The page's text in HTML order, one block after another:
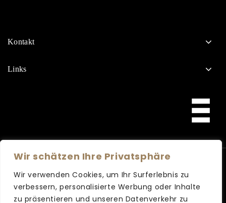
Wir schätzen Ihre Privatsphäre
Wir verwenden Cookies, um Ihr Surferlebnis zu
verbessern, personalisierte Werbung oder Inhalte
zu präsentieren und unseren Datenverkehr zu
Kontakt
Links
Copyright © 2026 Bergmann Friseure